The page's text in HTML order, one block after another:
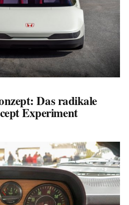
Das radikale
Experiment